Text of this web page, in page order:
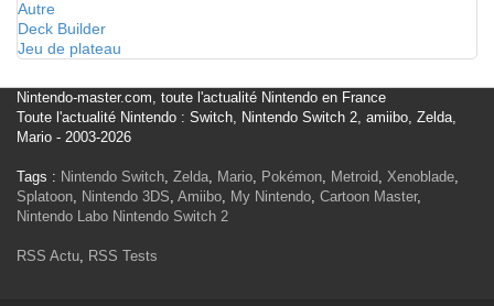
Autre
Deck Builder
Jeu de plateau
Nintendo-master.com, toute l'actualité Nintendo en France
Toute l'actualité Nintendo : Switch, Nintendo Switch 2, amiibo, Zelda,
Mario - 2003-2026
Tags : Nintendo Switch, Zelda, Mario, Pokémon, Metroid, Xenoblade,
Splatoon, Nintendo 3DS, Amiibo, My Nintendo, Cartoon Master,
Nintendo Labo Nintendo Switch 2
RSS Actu, RSS Tests